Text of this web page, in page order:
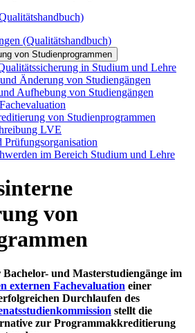
(Qualitätshandbuch)
von Studienprogrammen
in Studium und Lehre
Änderung von Studiengängen
Aufhebung von Studiengängen
von Studienprogrammen
LVE
Prüfungsorganisation
im Bereich Studium und Lehre
von
und Masterstudiengänge im
externen Fachevaluation einer
Durchlaufen des
stellt die
zur Programmakkreditierung